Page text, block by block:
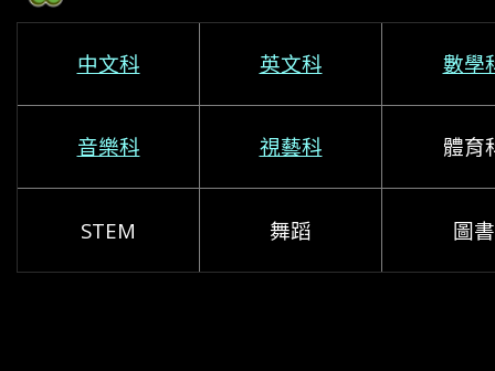
中文科 英文科 數學
音樂科 視藝科 體育
STEM 舞蹈 圖書